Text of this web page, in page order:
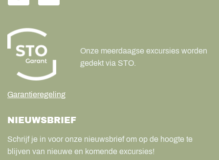
Garantieregeling
Onze meerdaagse excursies worden
gedekt via STO.
NIEUWSBRIEF
Schrijf je in voor onze nieuwsbrief om op de hoogte te
blijven van nieuwe en komende excursies!